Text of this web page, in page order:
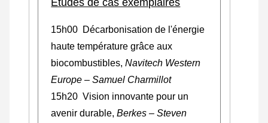
15h00 Décarbonisation de l'énergie
haute température grâce aux
biocombustibles,Navitech Western
Europe – Samuel Charmillot
15h20 Vision innovante pour un
avenir durable,Berkes – Steven